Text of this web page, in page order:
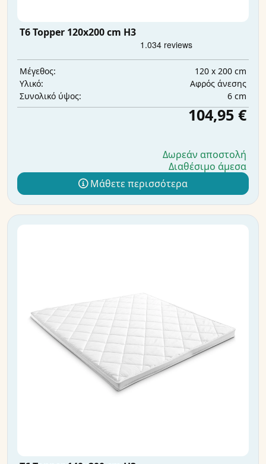
T6 Topper 120x200 cm H3
Μέγεθος:
120 x 200 cm
Υλικό:
Αφρός άνεσης
Συνολικό ύψος:
6 cm
104,95 €
Δωρεάν αποστολή
Διαθέσιμο άμεσα
Μάθετε περισσότερα